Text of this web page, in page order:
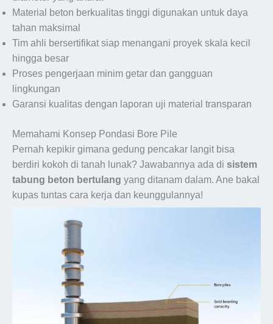
Material beton berkualitas tinggi digunakan untuk daya
tahan maksimal
Tim ahli bersertifikat siap menangani proyek skala kecil
hingga besar
Proses pengerjaan minim getar dan gangguan
lingkungan
Garansi kualitas dengan laporan uji material transparan
Memahami Konsep Pondasi Bore Pile
Pernah kepikir gimana gedung pencakar langit bisa
berdiri kokoh di tanah lunak? Jawabannya ada di sistem
tabung beton bertulang yang ditanam dalam. Ane bakal
kupas tuntas cara kerja dan keunggulannya!